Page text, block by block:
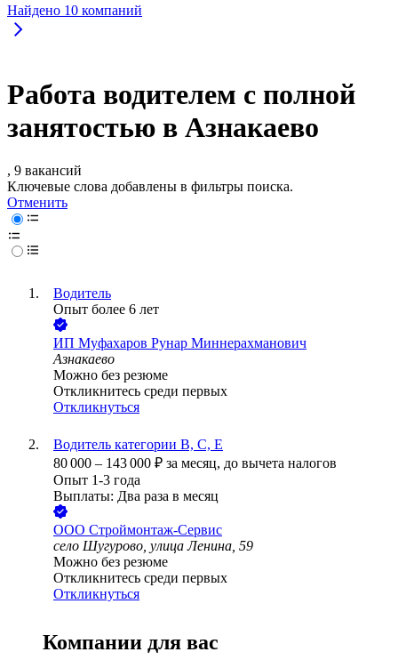
Найдено 10 компаний
Работа водителем с полной
занятостью в Азнакаево
, 9 вакансий
Ключевые слова добавлены в фильтры поиска.
Отменить
Водитель
Опыт более 6 лет
ИП Муфахаров Рунар Миннерахманович
Азнакаево
Можно без резюме
Откликнитесь среди первых
Откликнуться
Водитель категории В, С, Е
80 000 – 143 000 ₽ за месяц, до вычета налогов
Опыт 1-3 года
Выплаты: Два раза в месяц
ООО Строймонтаж-Сервис
село Шугурово, улица Ленина, 59
Можно без резюме
Откликнитесь среди первых
Откликнуться
Компании для вас